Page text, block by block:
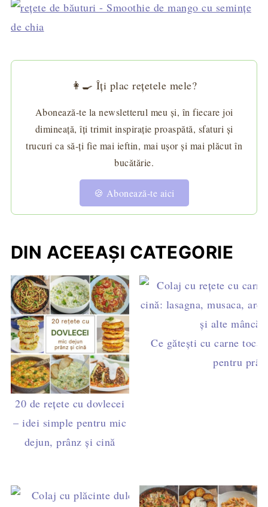
👩‍🍳 Îți plac rețetele mele?
Abonează-te la newsletterul meu și, în fiecare joi
dimineață, îți trimit inspirație proaspătă, sfaturi și
trucuri ca să-ți fie mai ieftin, mai ușor și mai plăcut în
bucătărie.
🍪 Abonează-te aici
DIN ACEEAȘI CATEGORIE
20 de rețete cu dovlecei
– idei simple pentru mic
dejun, prânz și cină
Ce gătești cu carne
pentru